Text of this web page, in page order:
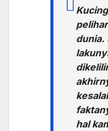
dunia.
hal